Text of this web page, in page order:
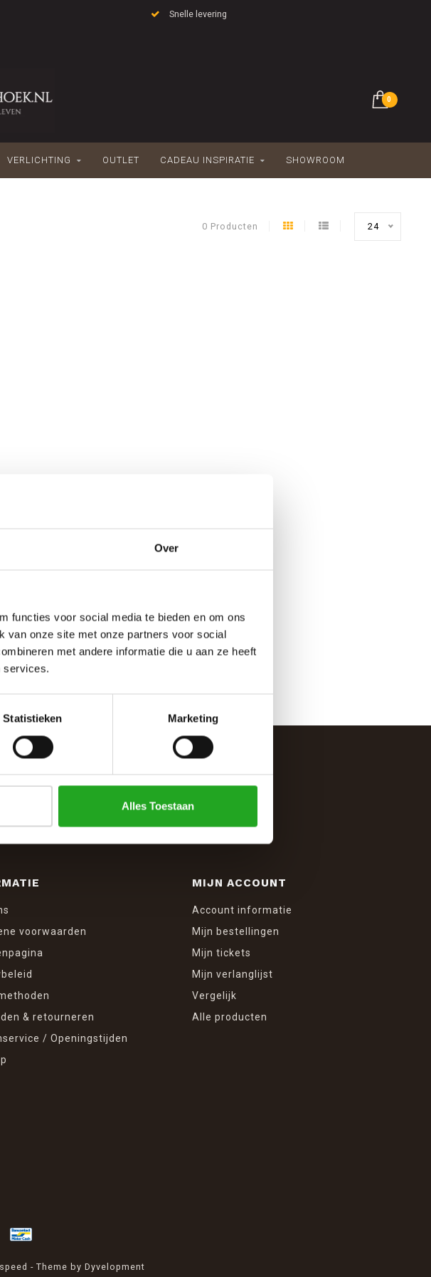
Over
functies voor social media te bieden en om ons
van onze site met onze partners voor social
met andere informatie die u aan ze heeft
services.
Statistieken Marketing
Alles Toestaan
Snelle levering
0
VERLICHTING OUTLET CADEAU INSPIRATIE SHOWROOM
0 Producten 24
voorwaarden
& retourneren
/ Openingstijden
MIJN ACCOUNT
Account informatie
Mijn bestellingen
Mijn tickets
Mijn verlanglijst
Vergelijk
Alle producten
- Theme by Dyvelopment